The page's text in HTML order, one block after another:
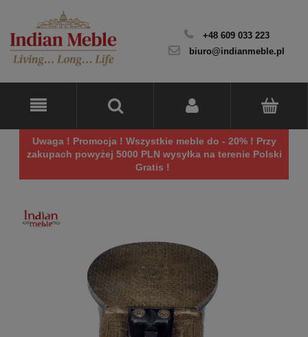
+48 609 033 223
biuro@indianmeble.pl
Uwaga ! Promocja ! Wszystkie meble do - 20% ! Przy
zakupach powyżej 5000 PLN wysyłka na terenie Polski
Gratis !